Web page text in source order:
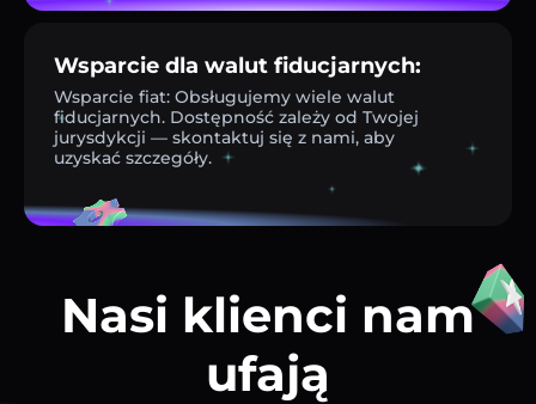
Wsparcie dla walut fiducjarnych:
Wsparcie fiat: Obsługujemy wiele walut
fiducjarnych. Dostępność zależy od Twojej
jurysdykcji — skontaktuj się z nami, aby
uzyskać szczegóły.
Nasi klienci nam
ufają